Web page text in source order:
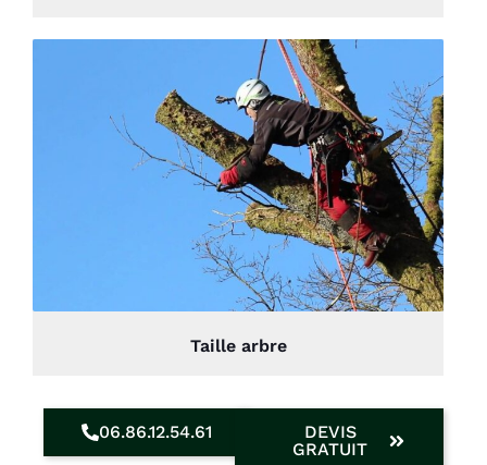
Taille arbre
06.86.12.54.61
DEVIS
GRATUIT